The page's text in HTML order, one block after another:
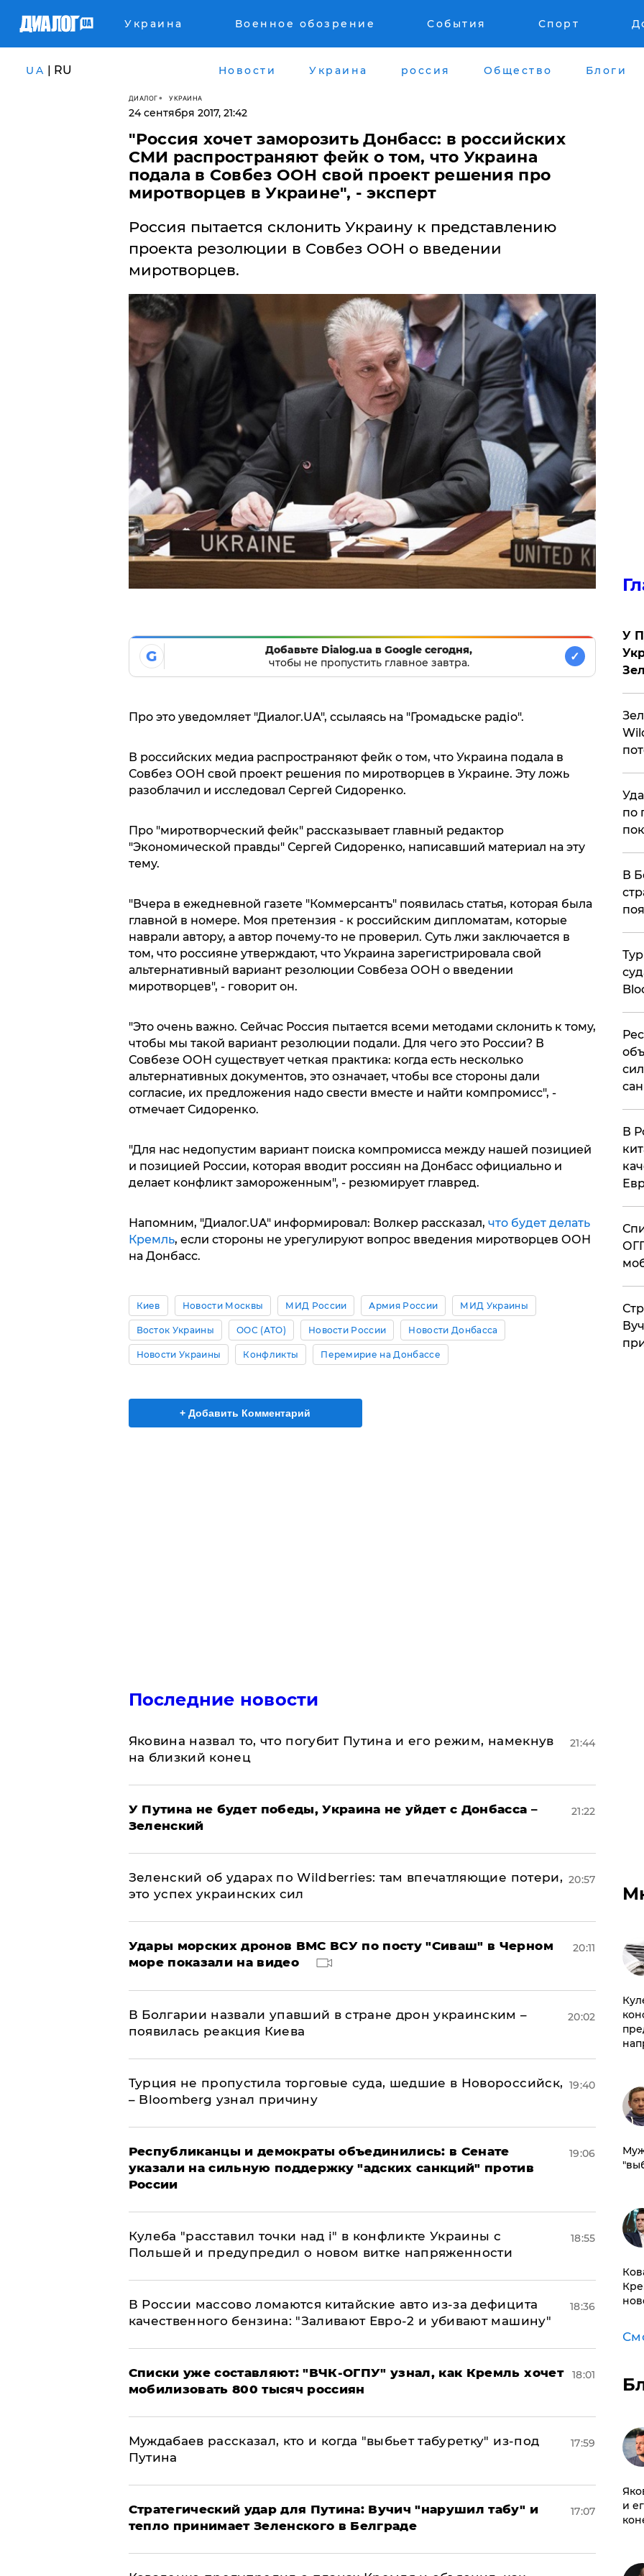
Украина Военное обозрение События Спорт
UA | RU Новости Украина россия Общество Блоги
ДИАЛОГ УКРАИНА
24 сентября 2017, 21:42
"Россия хочет заморозить Донбасс: в российских
СМИ распространяют фейк о том, что Украина
подала в Совбез ООН свой проект решения про
миротворцев в Украине", - эксперт
Россия пытается склонить Украину к представлению
проекта резолюции в Совбез ООН о введении
миротворцев.
G
Добавьте Dialog.ua в Google сегодня,
чтобы не пропустить главное завтра.
✓
Про это уведомляет "Диалог.UA", ссылаясь на "Громадьске радіо".
В российских медиа распространяют фейк о том, что Украина подала в
Совбез ООН свой проект решения по миротворцев в Украине. Эту ложь
разоблачил и исследовал Сергей Сидоренко.
Про "миротворческий фейк" рассказывает главный редактор
"Экономической правды" Сергей Сидоренко, написавший материал на эту
тему.
"Вчера в ежедневной газете "Коммерсантъ" появилась статья, которая была
главной в номере. Моя претензия - к российским дипломатам, которые
наврали автору, а автор почему-то не проверил. Суть лжи заключается в
том, что россияне утверждают, что Украина зарегистрировала свой
альтернативный вариант резолюции Совбеза ООН о введении
миротворцев", - говорит он.
"Это очень важно. Сейчас Россия пытается всеми методами склонить к тому,
чтобы мы такой вариант резолюции подали. Для чего это России? В
Совбезе ООН существует четкая практика: когда есть несколько
альтернативных документов, это означает, чтобы все стороны дали
согласие, их предложения надо свести вместе и найти компромисс", -
отмечает Сидоренко.
"Для нас недопустим вариант поиска компромисса между нашей позицией
и позицией России, которая вводит россиян на Донбасс официально и
делает конфликт замороженным", - резюмирует главред.
Напомним, "Диалог.UA" информировал: Волкер рассказал, что будет делать
Кремль, если стороны не урегулируют вопрос введения миротворцев ООН
на Донбасс.
Киев Новости Москвы МИД России Армия России МИД Украины
Восток Украины ООС (АТО) Новости России Новости Донбасса
Новости Украины Конфликты Перемирие на Донбассе
+ Добавить Комментарий
Последние новости
Яковина назвал то, что погубит Путина и его режим, намекнув
на близкий конец
21:44
У Путина не будет победы, Украина не уйдет с Донбасса –
Зеленский
21:22
Зеленский об ударах по Wildberries: там впечатляющие потери,
это успех украинских сил
20:57
Удары морских дронов ВМС ВСУ по посту "Сиваш" в Черном
море показали на видео
20:11
В Болгарии назвали упавший в стране дрон украинским –
появилась реакция Киева
20:02
Турция не пропустила торговые суда, шедшие в Новороссийск,
– Bloomberg узнал причину
19:40
Республиканцы и демократы объединились: в Сенате
указали на сильную поддержку "адских санкций" против
России
19:06
Кулеба "расставил точки над і" в конфликте Украины с
Польшей и предупредил о новом витке напряженности
18:55
В России массово ломаются китайские авто из-за дефицита
качественного бензина: "Заливают Евро-2 и убивают машину"
18:36
Списки уже составляют: "ВЧК-ОГПУ" узнал, как Кремль хочет
мобилизовать 800 тысяч россиян
18:01
Муждабаев рассказал, кто и когда "выбьет табуретку" из-под
Путина
17:59
Стратегический удар для Путина: Вучич "нарушил табу" и
тепло принимает Зеленского в Белграде
17:07
У
по
В
В
и